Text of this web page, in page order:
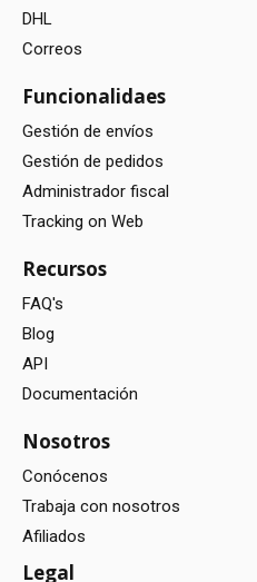
DHL
Correos
Funcionalidaes
Gestión de envíos
Gestión de pedidos
Administrador fiscal
Tracking on Web
Recursos
FAQ's
Blog
API
Documentación
Nosotros
Conócenos
Trabaja con nosotros
Afiliados
Legal